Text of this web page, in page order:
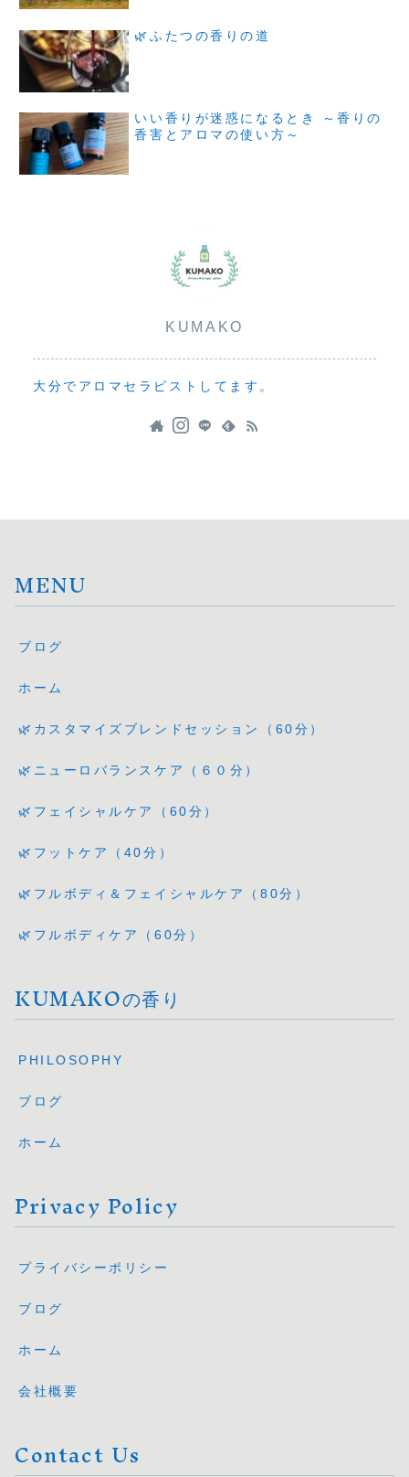
🌿ふたつの香りの道
いい香りが迷惑になるとき ～香りの
香害とアロマの使い方～
KUMAKO
大分でアロマセラピストしてます。
MENU
ブログ
ホーム
🌿カスタマイズブレンドセッション（60分）
🌿ニューロバランスケア（６０分）
🌿フェイシャルケア（60分）
🌿フットケア（40分）
🌿フルボディ＆フェイシャルケア（80分）
🌿フルボディケア（60分）
KUMAKOの香り
PHILOSOPHY
ブログ
ホーム
Privacy Policy
プライバシーポリシー
ブログ
ホーム
会社概要
Contact Us